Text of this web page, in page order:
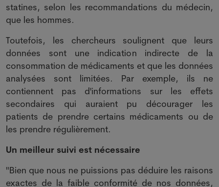
statines, selon les recommandations du médecin,
que les hommes.
Toutefois, les chercheurs soulignent que leurs
données sont une indication indirecte de la
consommation de médicaments et que les données
analysées sont limitées. Par exemple, ils ne
contiennent pas d'informations sur les effets
secondaires qui auraient pu décourager les
patients de prendre certains médicaments ou de
les prendre régulièrement.
Un meilleur suivi est nécessaire
"Bien que nous ne puissions pas déduire les raisons
exactes de la faible conformité de nos données,